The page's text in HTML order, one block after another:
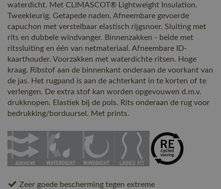
waterdicht. Met CLIMASCOT® Lightweight Insulation.
Tweekleurig. Getapede naden. Afneembare gevoerde
capuchon met verstelbaar elastisch rijgsnoer. Sluiting met
rits en dubbele windvanger. Binnenzakken - beide met
ritssluiting en één van netmateriaal. Afneembare ID-
kaarthouder. Voorzakken met waterdichte ritsen. Hoge
kraag. Ribstof aan de binnenkant onderaan de voorkant van
de jas. Het rugpand is aan de achterkant in te korten of te
verlengen. De extra stof kan worden opgevouwen d.m.v.
drukknopen. Elastiek bij de pols. Rits onderaan de rug voor
bedrukking/borduursel. Met prints.
Zeer goede bescherming tegen extreme